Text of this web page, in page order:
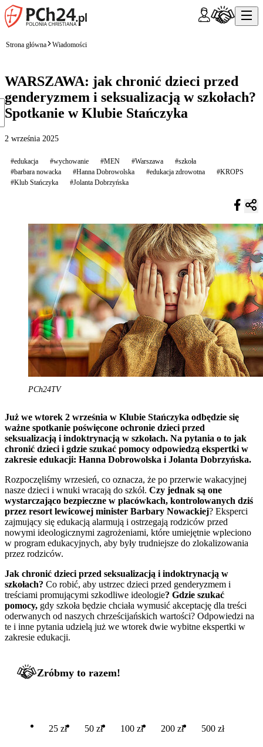
Strona główna Wiadomości
WARSZAWA: jak chronić dzieci przed
genderyzmem i seksualizacją w szkołach?
Spotkanie w Klubie Stańczyka
2 września 2025
#edukacja #wychowanie #MEN #Warszawa
#szkoła
#barbara nowacka
#Hanna Dobrowolska #edukacja zdrowotna
#KROPS
#Klub Stańczyka
#Jolanta Dobrzyńska
PCh24TV
Już we wtorek 2 września w Klubie Stańczyka odbędzie się
ważne spotkanie poświęcone ochronie dzieci przed
seksualizacją i indoktrynacją w szkołach. Na pytania o to jak
chronić dzieci i gdzie szukać pomocy odpowiedzą ekspertki w
zakresie edukacji: Hanna Dobrowolska i Jolanta Dobrzyńska.
Rozpoczęliśmy wrzesień, co oznacza, że po przerwie wakacyjnej
nasze dzieci i wnuki wracają do szkół. Czy jednak są one
wystarczająco bezpieczne w placówkach, kontrolowanych dziś
przez resort lewicowej minister Barbary Nowackiej? Eksperci
zajmujący się edukacją alarmują i ostrzegają rodziców przed
nowymi ideologicznymi zagrożeniami, które umiejętnie wpleciono
w program edukacyjnych, aby były trudniejsze do zlokalizowania
przez rodziców.
Jak chronić dzieci przed seksualizacją i indoktrynacją w
szkołach? Co robić, aby ustrzec dzieci przed genderyzmem i
treściami promującymi szkodliwe ideologie? Gdzie szukać
pomocy, gdy szkoła będzie chciała wymusić akceptację dla treści
oderwanych od naszych chrześcijańskich wartości? Odpowiedzi na
te i inne pytania udzielą już we wtorek dwie wybitne ekspertki w
zakresie edukacji.
Zróbmy to razem!
25 zł 50 zł 100 zł 200 zł 500 zł